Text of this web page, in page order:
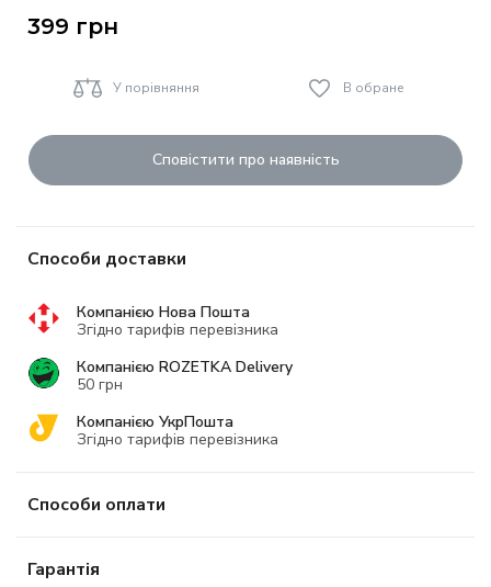
399 грн
У порівняння В обране
Сповістити про наявність
Способи доставки
Компанією Нова Пошта
Згідно тарифів перевізника
Компанією ROZETKA Delivery
50 грн
Компанією УкрПошта
Згідно тарифів перевізника
Способи оплати
Гарантія